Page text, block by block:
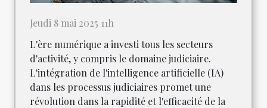
Jeudi 8 mai 2025 11h
L'ère numérique a investi tous les secteurs
d'activité, y compris le domaine judiciaire.
L'intégration de l'intelligence artificielle (IA)
dans les processus judiciaires promet une
révolution dans la rapidité et l'efficacité de la